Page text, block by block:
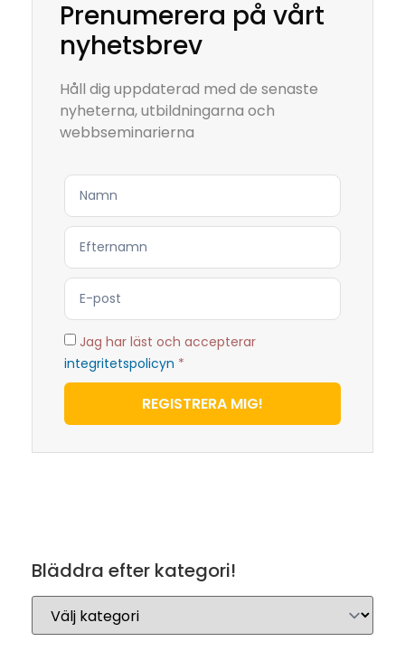
Prenumerera på vårt
nyhetsbrev
Håll dig uppdaterad med de senaste
nyheterna, utbildningarna och
webbseminarierna
Jag har läst och accepterar
integritetspolicyn *
REGISTRERA MIG!
Bläddra efter kategori!